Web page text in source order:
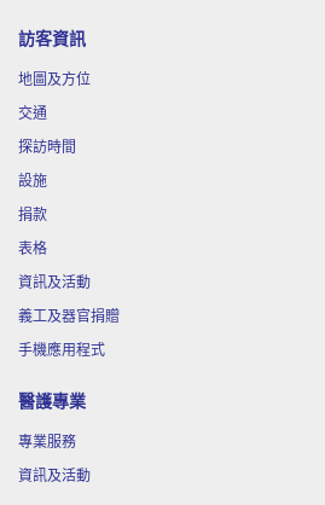
9月
17
9月
17
10月
10
16
網上癌症專題講座：癌
健
19
訪客資訊
地圖及方位
交通
探訪時間
設施
捐款
表格
資訊及活動
義工及器官捐贈
手機應用程式
醫護專業
專業服務
資訊及活動